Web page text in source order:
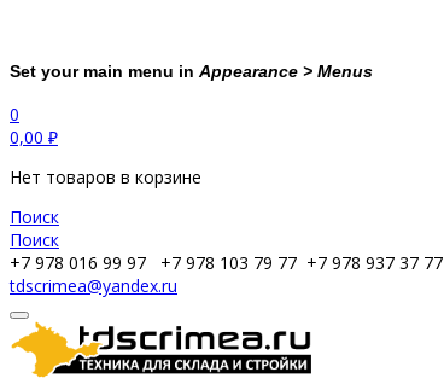
Set your main menu in Appearance > Menus
0
0,00 ₽
Нет товаров в корзине
Поиск
Поиск
+7 978 016 99 97
+7 978 103 79 77 +7 978 937 37 77
tdscrimea@yandex.ru